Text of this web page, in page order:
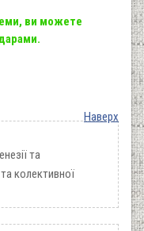
ви можете
Наверх
та
колективної